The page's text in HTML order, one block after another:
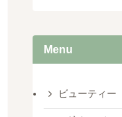
Menu
ビューティー